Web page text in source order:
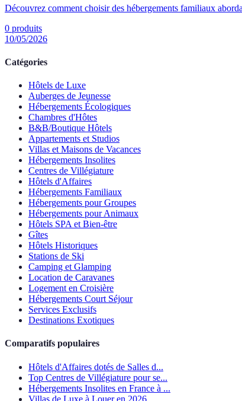
Découvrez comment choisir des hébergements familiaux
0 produits
10/05/2026
Catégories
Hôtels de Luxe
Auberges de Jeunesse
Hébergements Écologiques
Chambres d'Hôtes
B&B/Boutique Hôtels
Appartements et Studios
Villas et Maisons de Vacances
Hébergements Insolites
Centres de Villégiature
Hôtels d'Affaires
Hébergements Familiaux
Hébergements pour Groupes
Hébergements pour Animaux
Hôtels SPA et Bien-être
Gîtes
Hôtels Historiques
Stations de Ski
Camping et Glamping
Location de Caravanes
Logement en Croisière
Hébergements Court Séjour
Services Exclusifs
Destinations Exotiques
Comparatifs populaires
Hôtels d'Affaires dotés de Salles d...
Top Centres de Villégiature pour se...
Hébergements Insolites en France à ...
Villas de Luxe à Louer en 2026